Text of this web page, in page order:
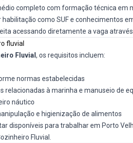
completo com formação técnica em
como SUF e conhecimentos
acessando diretamente a vaga
fluvial
Fluvial , os requisitos incluem:
normas estabelecidas
relacionadas à marinha e manuseio de
náutico
e higienização de alimentos
disponíveis para trabalhar em Porto
Fluvial